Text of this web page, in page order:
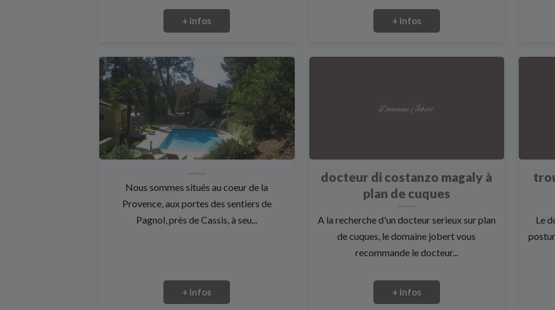
+ infos + infos
Nous sommes situés au coeur de la
Provence, aux portes des sentiers de
Pagnol, près de Cassis, à seu...
+ infos
docteur di costanzo magaly à
plan de cuques
A la recherche d'un docteur serieux sur plan
de cuques, le domaine jobert vous
recommande le docteur...
+ infos
Le